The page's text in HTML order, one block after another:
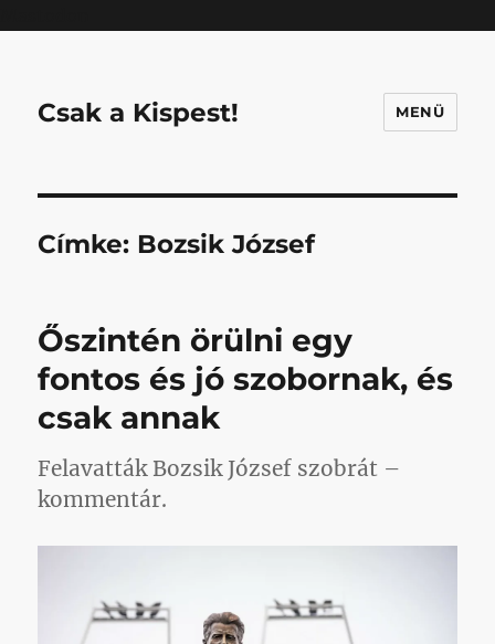
Csak a Kispest! MENÜ
Címke: Bozsik József
Őszintén örülni egy
fontos és jó szobornak, és
csak annak
Felavatták Bozsik József szobrát –
kommentár.